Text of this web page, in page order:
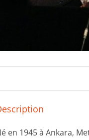
en 1945 à Ankara,